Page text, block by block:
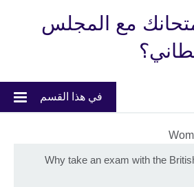
مع المجلس
في هذا القسم
Why take an exam with the